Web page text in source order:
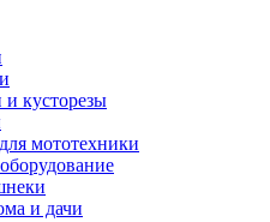
и кусторезы
мототехники
и дачи